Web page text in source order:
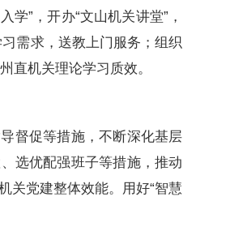
”，开办“文山机关讲堂”，
需求，送教上门服务；组织
直机关理论学习质效。
督促等措施，不断深化基层
选优配强班子等措施，推动
关党建整体效能。用好“智慧